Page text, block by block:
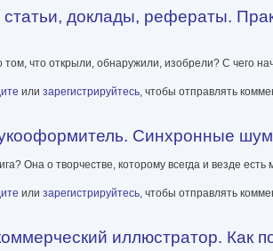
статьи, доклады, рефераты.
том, что открыли, обнаружили, изобрели? С чего
писать статьи, доклады, рефераты. Практические
или зарегистрируйтесь, чтобы отправлять
Синхронные
Она о творчестве, которому всегда и везде есть
звукооформитель. Синхронные шумы в кино
или зарегистрируйтесь, чтобы отправлять
иллюстратор. Как